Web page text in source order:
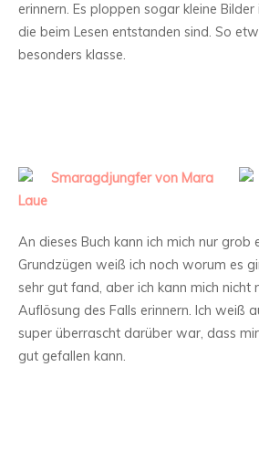
erinnern. Es ploppen sogar kleine
die beim Lesen entstanden sind. So
besonders klasse.
Smaragdjungfer von Mara
Laue
An dieses Buch kann ich mich nur grob
Grundzügen weiß ich noch worum es
sehr gut fand, aber ich kann mich nicht
Auflösung des Falls erinnern. Ich weiß
super überrascht darüber war, dass
gut gefallen kann.